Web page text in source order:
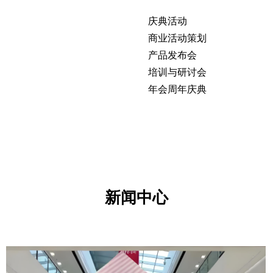
新闻中心
庆典活动
商业活动策划
产品发布会
培训与研讨会
年会周年庆典